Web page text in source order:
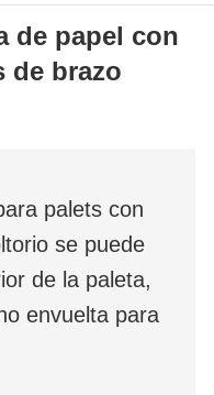
aplicador de esquina de
de papel con
de brazo
palets con
se puede
de la paleta,
envuelta para